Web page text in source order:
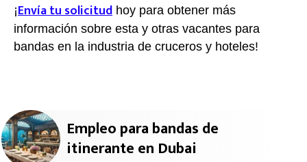
¡Envía tu solicitud hoy para obtener más
información sobre esta y otras vacantes para
bandas en la industria de cruceros y hoteles!
Empleo para bandas de
itinerante en Dubai